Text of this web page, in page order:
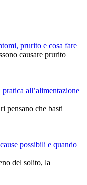
prurito e cosa fare
causare prurito
all’alimentazione
pensano che basti
possibili e quando
del solito, la